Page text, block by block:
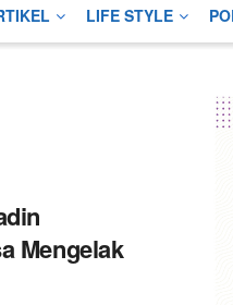
LIFE STYLE
Mengelak